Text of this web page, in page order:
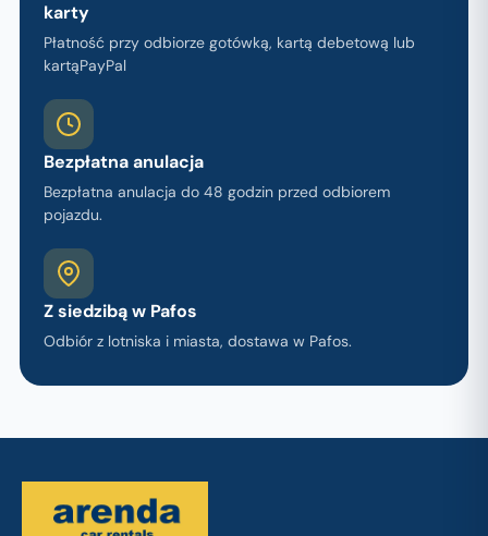
karty
Płatność przy odbiorze gotówką, kartą debetową lub
kartąPayPal
Bezpłatna anulacja
Bezpłatna anulacja do 48 godzin przed odbiorem
pojazdu.
Z siedzibą w Pafos
Odbiór z lotniska i miasta, dostawa w Pafos.